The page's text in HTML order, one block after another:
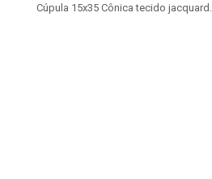
Cúpula 15x35 Cônica tecido jacquard.